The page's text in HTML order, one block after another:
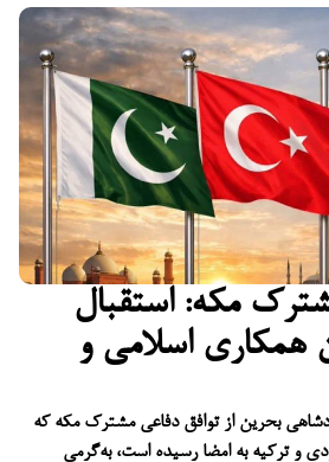
مکه: استقبال
همکاری اسلامی و
بحرین از توافق دفاعی مشترک مکه که
و ترکیه به امضا رسیده است، به‌گرمی